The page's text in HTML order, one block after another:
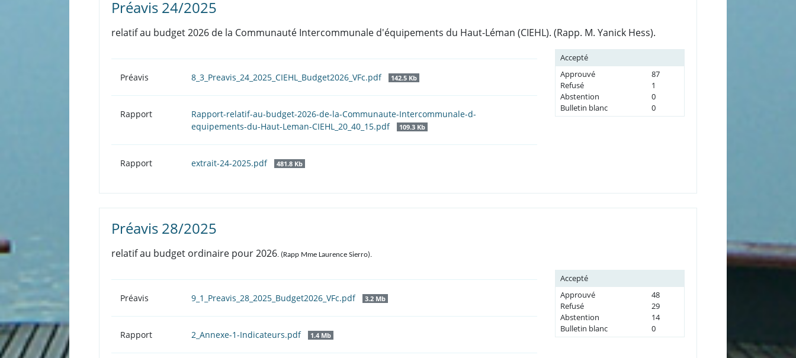
Préavis 24/2025
relatif au budget 2026 de la Communauté Intercommunale d'équipements du Haut-Léman (CIEHL). (Rapp. M. Yanick Hess).
Préavis 8_3_Preavis_24_2025_CIEHL_Budget2026_VFc.pdf 142.5 Kb
Rapport
Rapport-relatif-au-budget-2026-de-la-Communaute-Intercommunale-d-
equipements-du-Haut-Leman-CIEHL_20_40_15.pdf
109.3 Kb
Rapport extrait-24-2025.pdf 481.8 Kb
Accepté
Approuvé
87
Refusé
1
Abstention
0
Bulletin blanc
0
Préavis 28/2025
relatif au budget ordinaire pour 2026. (Rapp Mme Laurence Sierro).
Préavis 9_1_Preavis_28_2025_Budget2026_VFc.pdf 3.2 Mb
Rapport 2_Annexe-1-Indicateurs.pdf 1.4 Mb
Accepté
Approuvé
48
Refusé
29
Abstention
14
Bulletin blanc
0